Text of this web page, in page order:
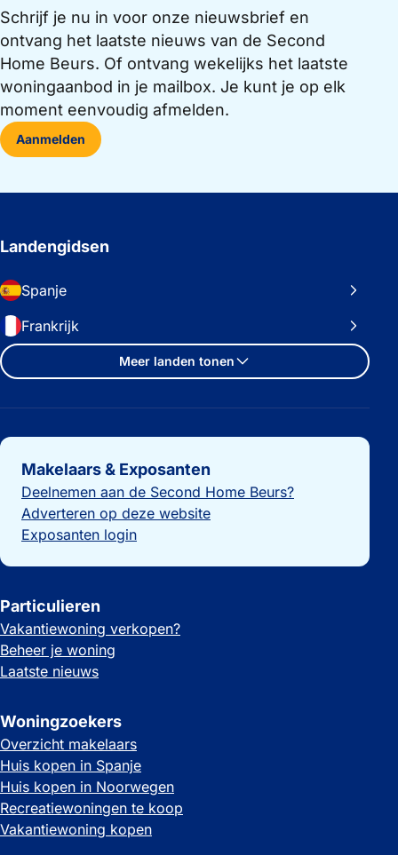
Schrijf je nu in voor onze nieuwsbrief en
ontvang het laatste nieuws van de Second
Home Beurs. Of ontvang wekelijks het laatste
woningaanbod in je mailbox. Je kunt je op elk
moment eenvoudig afmelden.
Aanmelden
Landengidsen
Spanje
Frankrijk
Meer landen tonen
Belangrijke links
Makelaars & Exposanten
Deelnemen aan de Second Home Beurs?
Adverteren op deze website
Exposanten login
Particulieren
Vakantiewoning verkopen?
Beheer je woning
Laatste nieuws
Woningzoekers
Overzicht makelaars
Huis kopen in Spanje
Huis kopen in Noorwegen
Recreatiewoningen te koop
Vakantiewoning kopen